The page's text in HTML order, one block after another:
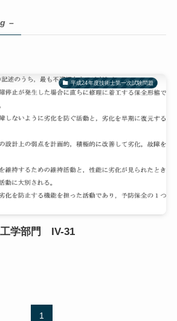
–
平成24年度技術士第一次試験問題
学部門 IV-31
1